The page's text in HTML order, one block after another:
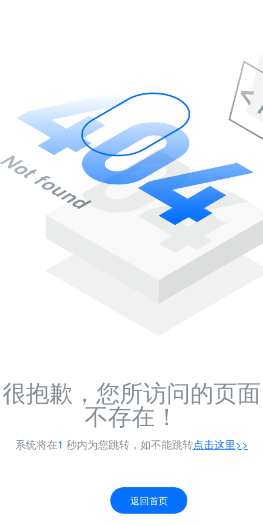
很抱歉，您所访问的页面
不存在！
系统将在-1 秒内为您跳转，如不能跳转点击这里>>
返回首页